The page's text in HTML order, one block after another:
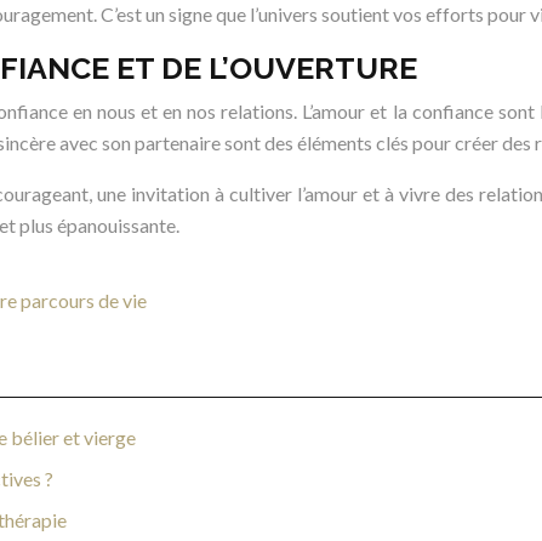
C’est un signe que l’univers soutient vos efforts
ET DE L’OUVERTURE
en nous et en nos relations. L’amour et la confiance
avec son partenaire sont des éléments clés pour créer des
une invitation à cultiver l’amour et à vivre des
plus épanouissante.
parcours de vie
bélier et vierge
?